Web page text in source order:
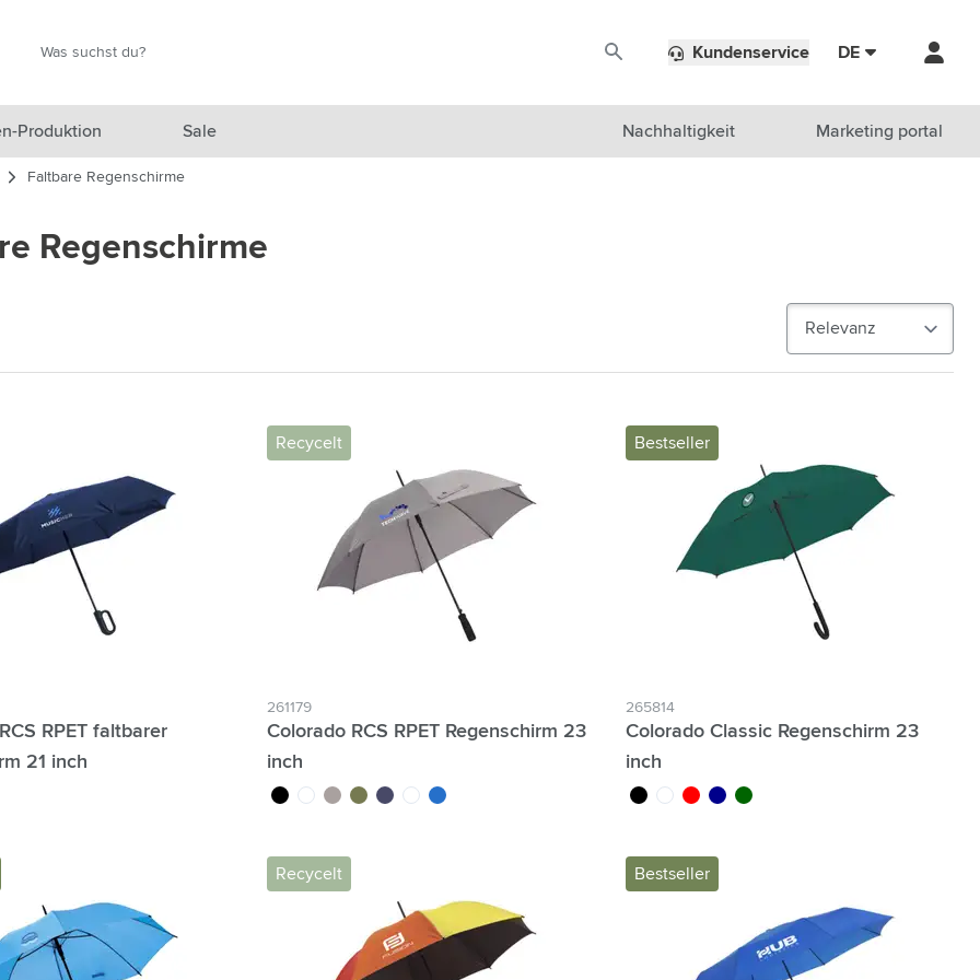
anzeigen
& Wohnen anzeigen
anzeigen
& Gadgets anzeigen
anzeigen
anzeigen
& Unterwegs anzeigen
Kundenservice DE
Produktion Sale Nachhaltigkeit Marketing portal
Faltbare Regenschirme
Regenschirme
RPET faltbarer
21 inch
Recycelt
261179
Colorado RCS RPET Regenschirm 23
inch
noir blancgris vert olivebleu marine
custom/multicolor
bleu roi
Bestseller
265814
Colorado Classic Regenschirm 23
inch
noir blancrougebleu foncé
vert foncé
Recycelt Bestseller